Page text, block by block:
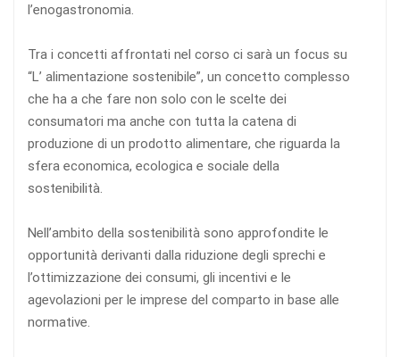
l’enogastronomia.
Tra i concetti affrontati nel corso ci sarà un focus su
“L’ alimentazione sostenibile”, un concetto complesso
che ha a che fare non solo con le scelte dei
consumatori ma anche con tutta la catena di
produzione di un prodotto alimentare, che riguarda la
sfera economica, ecologica e sociale della
sostenibilità.
Nell’ambito della sostenibilità sono approfondite le
opportunità derivanti dalla riduzione degli sprechi e
l’ottimizzazione dei consumi, gli incentivi e le
agevolazioni per le imprese del comparto in base alle
normative.